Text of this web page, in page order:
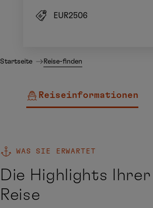
EUR2506
Startseite Reise-finden
Reiseinformationen
WAS SIE ERWARTET
Die Highlights Ihrer
Reise